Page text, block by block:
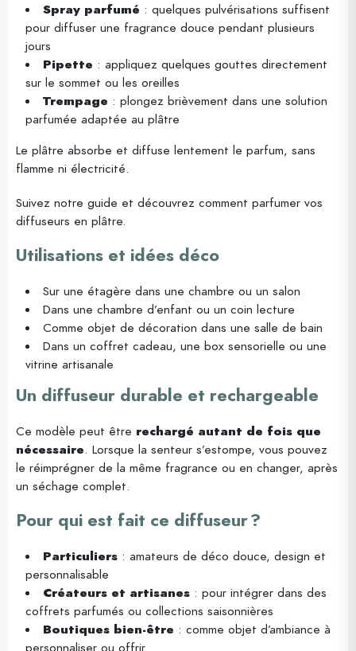
Spray parfumé : quelques pulvérisations suffisent
pour diffuser une fragrance douce pendant plusieurs
jours
Pipette : appliquez quelques gouttes directement
sur le sommet ou les oreilles
Trempage : plongez brièvement dans une solution
parfumée adaptée au plâtre
Le plâtre absorbe et diffuse lentement le parfum, sans
flamme ni électricité.
Suivez notre guide et découvrez comment parfumer vos
diffuseurs en plâtre.
Utilisations et idées déco
Sur une étagère dans une chambre ou un salon
Dans une chambre d’enfant ou un coin lecture
Comme objet de décoration dans une salle de bain
Dans un coffret cadeau, une box sensorielle ou une
vitrine artisanale
Un diffuseur durable et rechargeable
Ce modèle peut être rechargé autant de fois que
nécessaire. Lorsque la senteur s’estompe, vous pouvez
le réimprégner de la même fragrance ou en changer, après
un séchage complet.
Pour qui est fait ce diffuseur ?
Particuliers: amateurs de déco douce, design et
personnalisable
Créateurs et artisanes: pour intégrer dans des
coffrets parfumés ou collections saisonnières
Boutiques bien-être : comme objet d’ambiance à